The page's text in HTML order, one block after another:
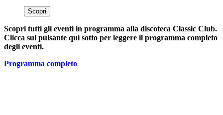
Scopri
Scopri tutti gli eventi in programma alla discoteca Classic Club.
Clicca sul pulsante qui sotto per leggere il programma completo
degli eventi.
Programma completo